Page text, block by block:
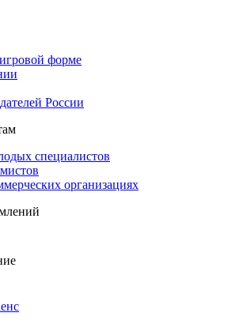
форме
России
специалистов
организациях